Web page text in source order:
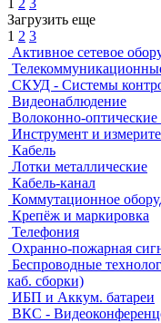
1 2 3
Загрузить еще
1 2 3
Активное сетевое
СКУД - Системы
Видеонаблюдение
Волоконно-
Инструмент и
Кабель
Лотки металлические
Кабель-канал
Коммутационное
Крепёж и маркировка
Телефония
Охранно-пожарная
Беспроводные
каб. сборки)
ИБП и Аккум. батареи
ВКС -